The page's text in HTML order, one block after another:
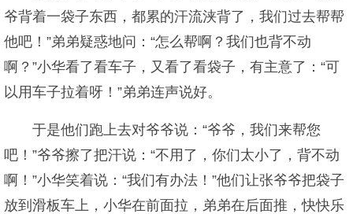
爷背着一袋子东西，都累的汗流浃背了，我们过去帮帮
他吧！”弟弟疑惑地问：“怎么帮啊？我们也背不动
啊？”小华看了看车子，又看了看袋子，有主意了：“可
以用车子拉着呀！”弟弟连声说好。
于是他们跑上去对爷爷说：“爷爷，我们来帮您
吧！”爷爷擦了把汗说：“不用了，你们太小了，背不动
啊！”小华笑着说：“我们有办法！”他们让张爷爷把袋子
放到滑板车上，小华在前面拉，弟弟在后面推，快快乐